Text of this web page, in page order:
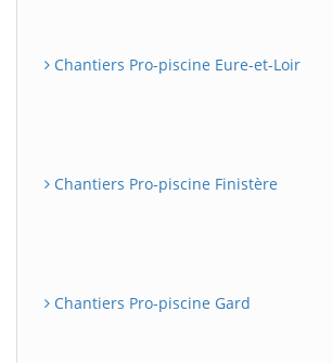
Chantiers Pro-piscine Eure-et-Loir
Chantiers Pro-piscine Finistère
Chantiers Pro-piscine Gard